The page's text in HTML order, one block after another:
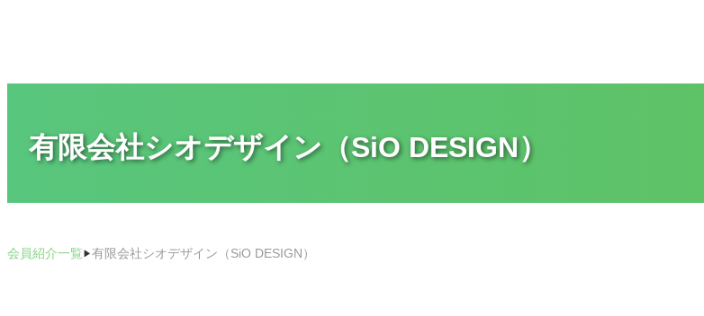
有限会社シオデザイン（SiO DESIGN）
会員紹介一覧 ▶有限会社シオデザイン（SiO DESIGN）